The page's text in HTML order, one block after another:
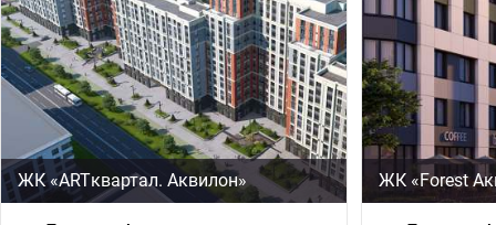
ЖК «ARTквартал. Аквилон» ЖК «Forest